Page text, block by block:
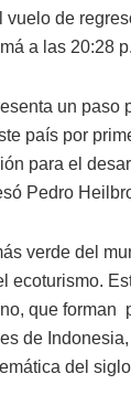
vuelo de
a las 20:28
un paso
país por
para el
Pedro
verde del
ecoturismo.
que forman
de
del